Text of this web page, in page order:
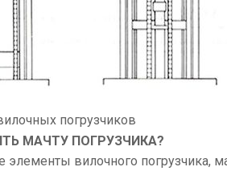
погрузчиков
МАЧТУ ПОГРУЗЧИКА?
элементы вилочного погрузчика,